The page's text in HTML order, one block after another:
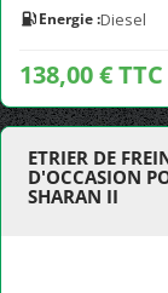
Energie :Diesel
138,00 € TTC
ETRIER DE
D'OCCASION
SHARAN II